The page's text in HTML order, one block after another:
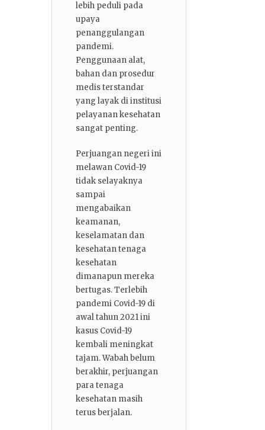
lebih peduli pada
upaya
penanggulangan
pandemi.
Penggunaan alat,
bahan dan prosedur
medis terstandar
yang layak di institusi
pelayanan kesehatan
sangat penting.
Perjuangan negeri ini
melawan Covid-19
tidak selayaknya
sampai
mengabaikan
keamanan,
keselamatan dan
kesehatan tenaga
kesehatan
dimanapun mereka
bertugas. Terlebih
pandemi Covid-19 di
awal tahun 2021 ini
kasus Covid-19
kembali meningkat
tajam. Wabah belum
berakhir, perjuangan
para tenaga
kesehatan masih
terus berjalan.